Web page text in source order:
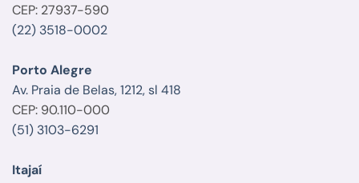
CEP: 27937-590
(22) 3518-0002
Porto Alegre
Av. Praia de Belas, 1212, sl 418
CEP: 90.110-000
(51) 3103-6291
Itajaí